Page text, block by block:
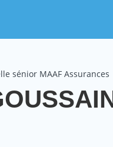
sénior MAAF Assurances